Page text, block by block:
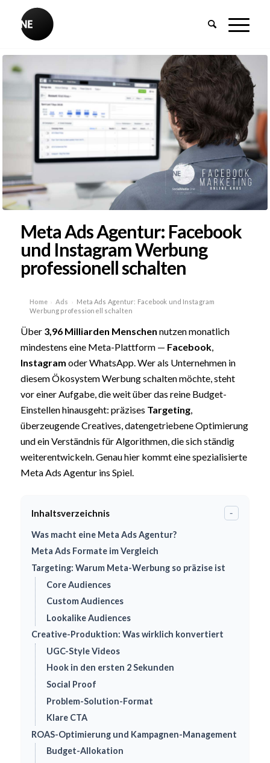
Meta Ads Agentur: Facebook
und Instagram Werbung
professionell schalten
Home › Ads › Meta Ads Agentur: Facebook und Instagram
Werbung professionell schalten
Über 3,96 Milliarden Menschen nutzen monatlich
mindestens eine Meta-Plattform — Facebook,
Instagram oder WhatsApp. Wer als Unternehmen in
diesem Ökosystem Werbung schalten möchte, steht
vor einer Aufgabe, die weit über das reine Budget-
Einstellen hinausgeht: präzises Targeting,
überzeugende Creatives, datengetriebene Optimierung
und ein Verständnis für Algorithmen, die sich ständig
weiterentwickeln. Genau hier kommt eine spezialisierte
Meta Ads Agentur ins Spiel.
Inhaltsverzeichnis -
Was macht eine Meta Ads Agentur?
Meta Ads Formate im Vergleich
Targeting: Warum Meta-Werbung so präzise ist
Core Audiences
Custom Audiences
Lookalike Audiences
Creative-Produktion: Was wirklich konvertiert
UGC-Style Videos
Hook in den ersten 2 Sekunden
Social Proof
Problem-Solution-Format
Klare CTA
ROAS-Optimierung und Kampagnen-Management
Budget-Allokation